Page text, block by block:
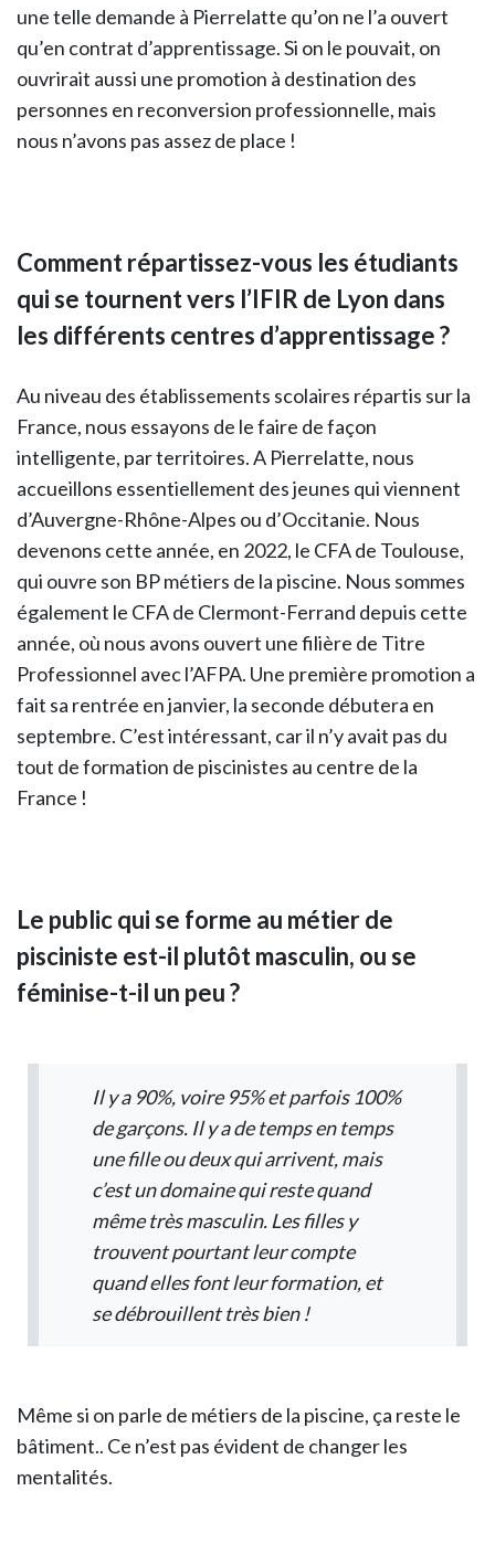
une telle demande à Pierrelatte qu’on ne l’a ouvert
qu’en contrat d’apprentissage. Si on le pouvait, on
ouvrirait aussi une promotion à destination des
personnes en reconversion professionnelle, mais
nous n’avons pas assez de place !
Comment répartissez-vous les étudiants
qui se tournent vers l’IFIR de Lyon dans
les différents centres d’apprentissage ?
Au niveau des établissements scolaires répartis sur la
France, nous essayons de le faire de façon
intelligente, par territoires. A Pierrelatte, nous
accueillons essentiellement des jeunes qui viennent
d’Auvergne-Rhône-Alpes ou d’Occitanie. Nous
devenons cette année, en 2022, le CFA de Toulouse,
qui ouvre son BP métiers de la piscine. Nous sommes
également le CFA de Clermont-Ferrand depuis cette
année, où nous avons ouvert une filière de Titre
Professionnel avec l’AFPA. Une première promotion a
fait sa rentrée en janvier, la seconde débutera en
septembre. C’est intéressant, car il n’y avait pas du
tout de formation de piscinistes au centre de la
France !
Le public qui se forme au métier de
pisciniste est-il plutôt masculin, ou se
féminise-t-il un peu ?
Il y a 90%, voire 95% et parfois 100%
de garçons. Il y a de temps en temps
une fille ou deux qui arrivent, mais
c’est un domaine qui reste quand
même très masculin. Les filles y
trouvent pourtant leur compte
quand elles font leur formation, et
se débrouillent très bien !
Même si on parle de métiers de la piscine, ça reste le
bâtiment.. Ce n’est pas évident de changer les
mentalités.